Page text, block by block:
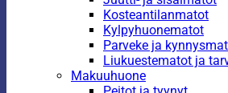
Kosteantilanmatot
Kylpyhuonematot
Parveke ja
Liukuestematot ja
Makuuhuone